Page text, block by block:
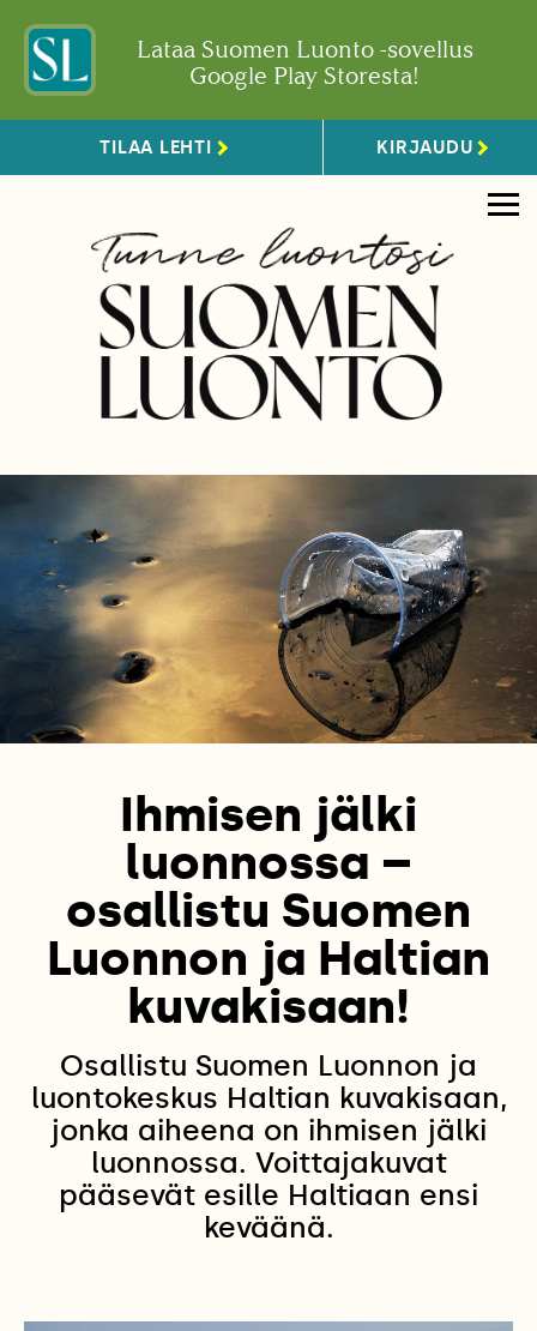
Lataa Suomen Luonto -sovellus
Google Play Storesta!
TILAA LEHTI KIRJAUDU
Ihmisen jälki
luonnossa –
osallistu Suomen
Luonnon ja Haltian
kuvakisaan!
Osallistu Suomen Luonnon ja
luontokeskus Haltian kuvakisaan,
jonka aiheena on ihmisen jälki
luonnossa. Voittajakuvat
pääsevät esille Haltiaan ensi
keväänä.